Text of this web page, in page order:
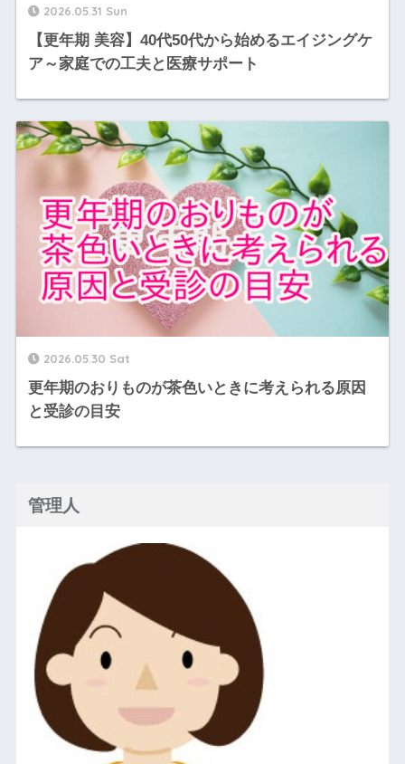
2026.05.31 Sun
【更年期 美容】40代50代から始めるエイジングケ
ア～家庭での工夫と医療サポート
2026.05.30 Sat
更年期のおりものが茶色いときに考えられる原因
と受診の目安
管理人